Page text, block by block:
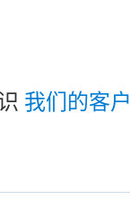
我们的客户